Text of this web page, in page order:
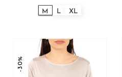
M L XL
-30%